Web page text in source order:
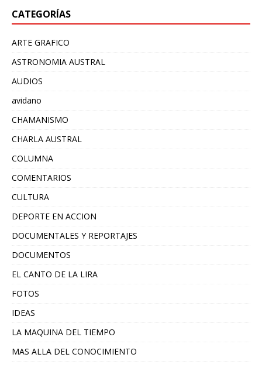
CATEGORÍAS
ARTE GRAFICO
ASTRONOMIA AUSTRAL
AUDIOS
avidano
CHAMANISMO
CHARLA AUSTRAL
COLUMNA
COMENTARIOS
CULTURA
DEPORTE EN ACCION
DOCUMENTALES Y REPORTAJES
DOCUMENTOS
EL CANTO DE LA LIRA
FOTOS
IDEAS
LA MAQUINA DEL TIEMPO
MAS ALLA DEL CONOCIMIENTO